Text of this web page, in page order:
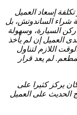
تكلفة إسعاد العميل
شراء الساندوتش، بل
ركن السيارة، وسهولة
العميل إن لم يأخذ
اللازم لتناول
لم يعد قرار
يركز كثيرا على
الحديث على العميل